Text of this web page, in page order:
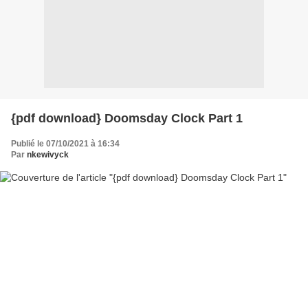
{pdf download} Doomsday Clock Part 1
Publié le 07/10/2021 à 16:34
Par nkewivyck